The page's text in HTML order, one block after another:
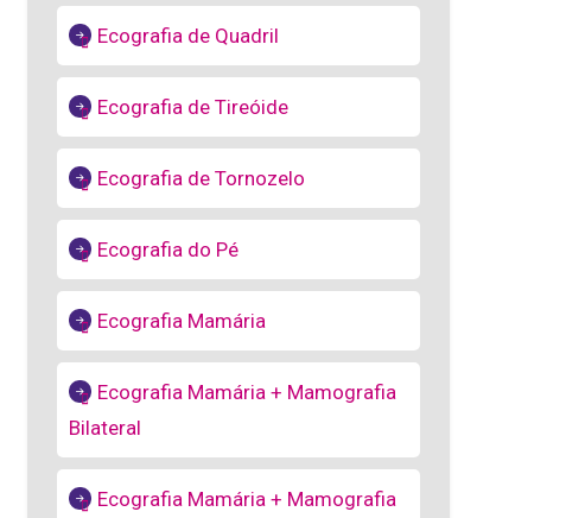
Ecografia de Quadril
Ecografia de Tireóide
Ecografia de Tornozelo
Ecografia do Pé
Ecografia Mamária
Ecografia Mamária + Mamografia
Bilateral
Ecografia Mamária + Mamografia